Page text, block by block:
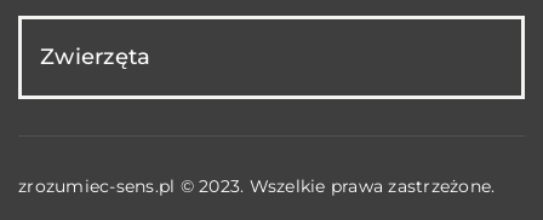
Zwierzęta
zrozumiec-sens.pl © 2023. Wszelkie prawa zastrzeżone.